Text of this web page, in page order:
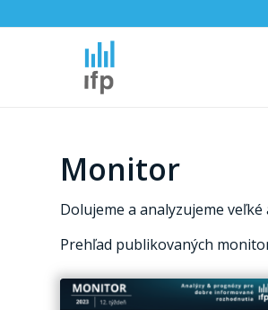
Monitor
Dolujeme a analyzujeme
Prehľad publikovaných